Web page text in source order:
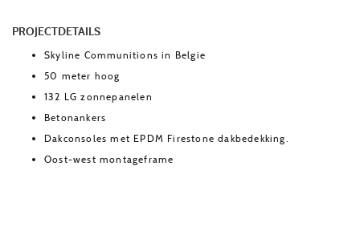
PROJECTDETAILS
Skyline Communitions in Belgie
50 meter hoog
132 LG zonnepanelen
Betonankers
Dakconsoles met EPDM Firestone dakbedekking.
Oost-west montageframe